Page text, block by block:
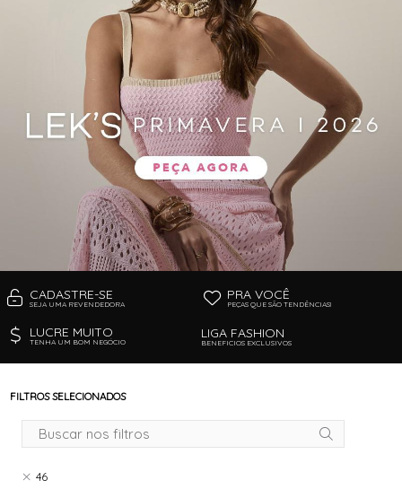
FUSEA-AGOSTO I-
LONGO-AGOSTO I-
MACAC-AGOSTO I-
MACAQ-AGOSTO I-
REGAT-AGOSTO I-
SAIA-AGOSTO I-
SHORT-AGOSTO I-
TOP-AGOSTO I-
VESTI-AGOSTO I-
CADASTRE-SE
SEJA UMA REVENDEDORA
PRA VOCÊ
PEÇAS QUE SÃO TENDÊNCIAS!
LUCRE MUITO
TENHA UM BOM NEGÓCIO
LIGA FASHION
BENEFICIOS EXCLUSIVOS
FILTROS SELECIONADOS
46